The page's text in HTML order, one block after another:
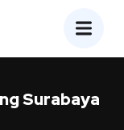
Surabaya